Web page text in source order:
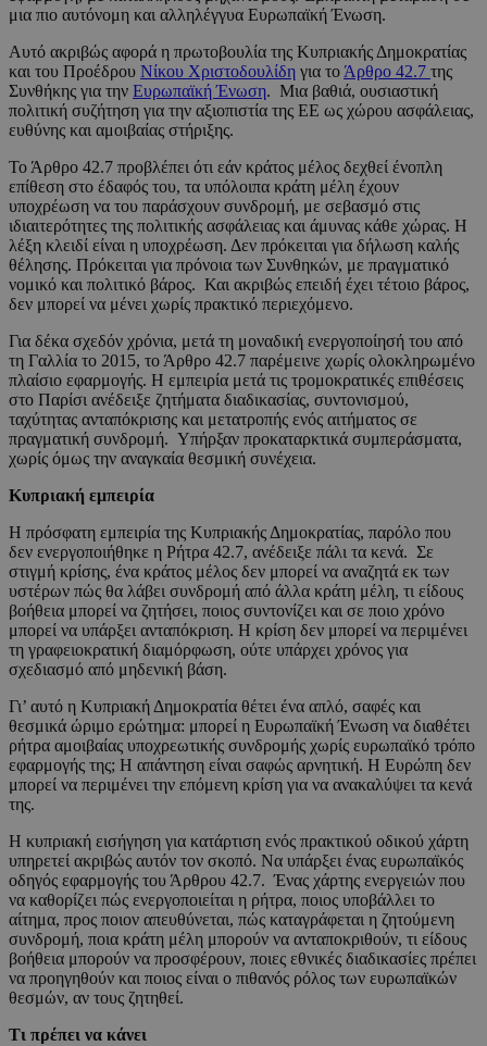
μια πιο αυτόνομη και αλληλέγγυα Ευρωπαϊκή Ένωση.
Αυτό ακριβώς αφορά η πρωτοβουλία της Κυπριακής Δημοκρατίας
και του Προέδρου Νίκου Χριστοδουλίδη για το Άρθρο 42.7 της
Συνθήκης για την Ευρωπαϊκή Ένωση. Μια βαθιά, ουσιαστική
πολιτική συζήτηση για την αξιοπιστία της ΕΕ ως χώρου ασφάλειας,
ευθύνης και αμοιβαίας στήριξης.
Το Άρθρο 42.7 προβλέπει ότι εάν κράτος μέλος δεχθεί ένοπλη
επίθεση στο έδαφός του, τα υπόλοιπα κράτη μέλη έχουν
υποχρέωση να του παράσχουν συνδρομή, με σεβασμό στις
ιδιαιτερότητες της πολιτικής ασφάλειας και άμυνας κάθε χώρας. Η
λέξη κλειδί είναι η υποχρέωση. Δεν πρόκειται για δήλωση καλής
θέλησης. Πρόκειται για πρόνοια των Συνθηκών, με πραγματικό
νομικό και πολιτικό βάρος. Και ακριβώς επειδή έχει τέτοιο βάρος,
δεν μπορεί να μένει χωρίς πρακτικό περιεχόμενο.
Για δέκα σχεδόν χρόνια, μετά τη μοναδική ενεργοποίησή του από
τη Γαλλία το 2015, το Άρθρο 42.7 παρέμεινε χωρίς ολοκληρωμένο
πλαίσιο εφαρμογής. Η εμπειρία μετά τις τρομοκρατικές επιθέσεις
στο Παρίσι ανέδειξε ζητήματα διαδικασίας, συντονισμού,
ταχύτητας ανταπόκρισης και μετατροπής ενός αιτήματος σε
πραγματική συνδρομή. Υπήρξαν προκαταρκτικά συμπεράσματα,
χωρίς όμως την αναγκαία θεσμική συνέχεια.
Κυπριακή εμπειρία
Η πρόσφατη εμπειρία της Κυπριακής Δημοκρατίας, παρόλο που
δεν ενεργοποιήθηκε η Ρήτρα 42.7, ανέδειξε πάλι τα κενά. Σε
στιγμή κρίσης, ένα κράτος μέλος δεν μπορεί να αναζητά εκ των
υστέρων πώς θα λάβει συνδρομή από άλλα κράτη μέλη, τι είδους
βοήθεια μπορεί να ζητήσει, ποιος συντονίζει και σε ποιο χρόνο
μπορεί να υπάρξει ανταπόκριση. Η κρίση δεν μπορεί να περιμένει
τη γραφειοκρατική διαμόρφωση, ούτε υπάρχει χρόνος για
σχεδιασμό από μηδενική βάση.
Γι’ αυτό η Κυπριακή Δημοκρατία θέτει ένα απλό, σαφές και
θεσμικά ώριμο ερώτημα: μπορεί η Ευρωπαϊκή Ένωση να διαθέτει
ρήτρα αμοιβαίας υποχρεωτικής συνδρομής χωρίς ευρωπαϊκό τρόπο
εφαρμογής της; Η απάντηση είναι σαφώς αρνητική. Η Ευρώπη δεν
μπορεί να περιμένει την επόμενη κρίση για να ανακαλύψει τα κενά
της.
Η κυπριακή εισήγηση για κατάρτιση ενός πρακτικού οδικού χάρτη
υπηρετεί ακριβώς αυτόν τον σκοπό. Να υπάρξει ένας ευρωπαϊκός
οδηγός εφαρμογής του Άρθρου 42.7. Ένας χάρτης ενεργειών που
να καθορίζει πώς ενεργοποιείται η ρήτρα, ποιος υποβάλλει το
αίτημα, προς ποιον απευθύνεται, πώς καταγράφεται η ζητούμενη
συνδρομή, ποια κράτη μέλη μπορούν να ανταποκριθούν, τι είδους
βοήθεια μπορούν να προσφέρουν, ποιες εθνικές διαδικασίες πρέπει
να προηγηθούν και ποιος είναι ο πιθανός ρόλος των ευρωπαϊκών
θεσμών, αν τους ζητηθεί.
Τι πρέπει να κάνει